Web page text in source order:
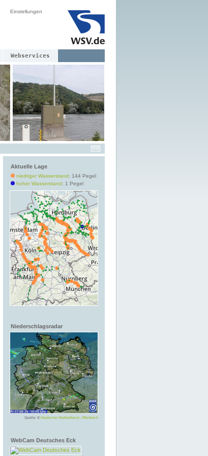
Einstellungen
Webservices
Aktuelle Lage
niedriger Wasserstand: 144 Pegel
hoher Wasserstand: 1 Pegel
Niederschlagsradar
Quelle: © Deutscher Wetterdienst, Offenbach
WebCam Deutsches Eck